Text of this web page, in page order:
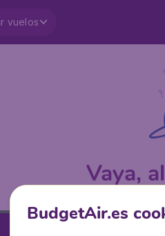
vuelos
Vaya,
BudgetAir.es